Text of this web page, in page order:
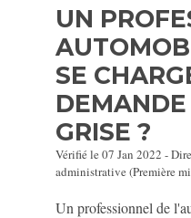
UN
SE
GRISE ?
Vérifié le 07 Jan 2022 -
administrative (Première
Un professionnel de